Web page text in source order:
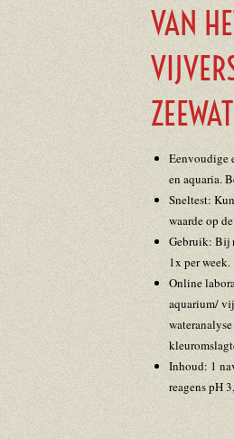
VAN
Eenvoudige
en aquaria.
Sneltest:
waarde op
Gebruik: Bij
1x per week.
Online
aquarium/
Inhoud: 1
reagens pH